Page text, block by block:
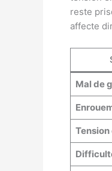
reste
affecte
Mal de